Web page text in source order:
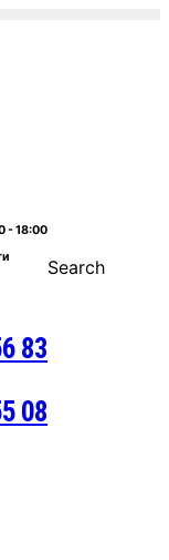
- 18:00
83
08
Search